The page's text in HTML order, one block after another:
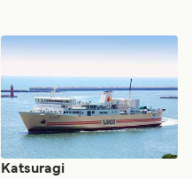
Katsuragi